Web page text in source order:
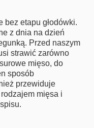
bez etapu głodówki.
z dnia na dzień
Przed naszym
strawić zarówno
mięso, do
sposób
przewiduje
mięsa i